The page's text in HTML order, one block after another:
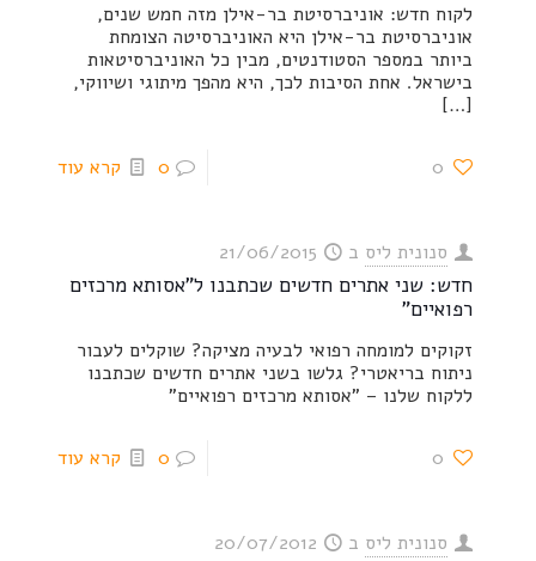
לקוח חדש: אוניברסיטת בר-אילן מזה חמש שנים,
אוניברסיטת בר-אילן היא האוניברסיטה הצומחת
ביותר במספר הסטודנטים, מבין כל האוניברסיטאות
בישראל. אחת הסיבות לכך, היא מהפך מיתוגי ושיווקי,
[…]
0
0 קרא עוד
סנונית ליס ב 21/06/2015
חדש: שני אתרים חדשים שכתבנו ל"אסותא מרכזים
רפואיים"
זקוקים למומחה רפואי לבעיה מציקה? שוקלים לעבור
ניתוח בריאטרי? גלשו בשני אתרים חדשים שכתבנו
ללקוח שלנו – "אסותא מרכזים רפואיים"
0
0 קרא עוד
סנונית ליס ב 20/07/2012